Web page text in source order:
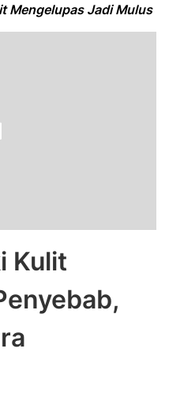
Mengelupas Jadi Mulus
Kulit